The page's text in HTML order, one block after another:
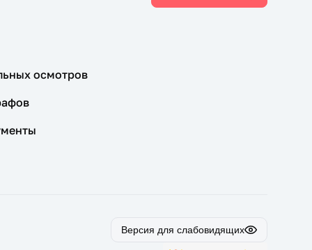
осмотров
Версия для слабовидящих